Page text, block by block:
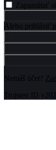
Zapamätať
Alebo prihlásiť
Nemáš účet?
Trojsten ID